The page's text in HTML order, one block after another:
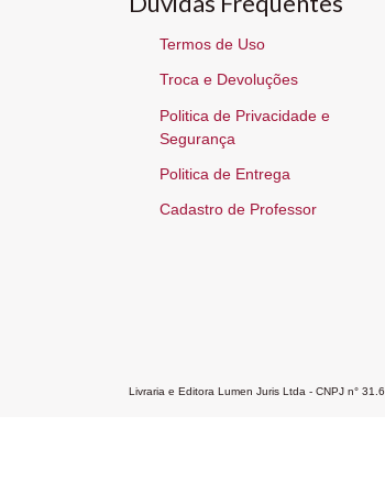
Termos de Uso
Troca e Devoluções
Politica de Privacidade e
Segurança
Politica de Entrega
Cadastro de Professor
Livraria e Editora Lumen Juris Ltda - CNPJ n°